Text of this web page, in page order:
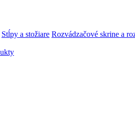
Stĺpy a stožiare Rozvádzačové skrine a